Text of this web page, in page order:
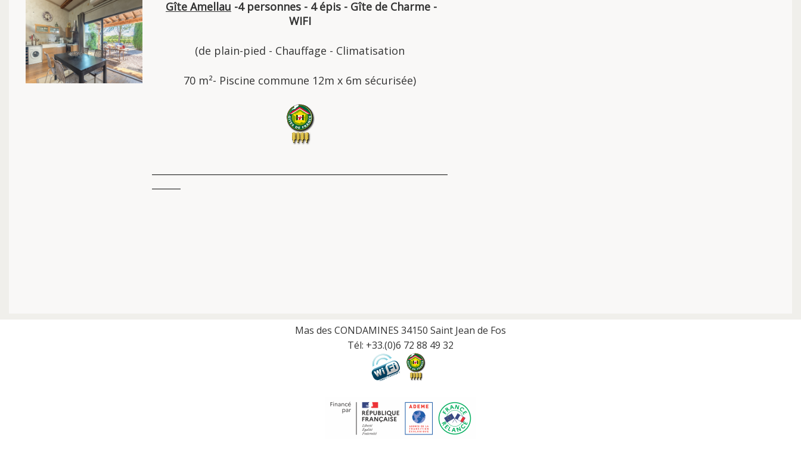
Gîte Amellau -4 personnes - 4 épis - Gîte de Charme -
WIFI
(de plain-pied - Chauffage - Climatisation
70 m²- Piscine commune 12m x 6m sécurisée)
Mas des CONDAMINES 34150 Saint Jean de Fos
Tél: +33.(0)6 72 88 49 32